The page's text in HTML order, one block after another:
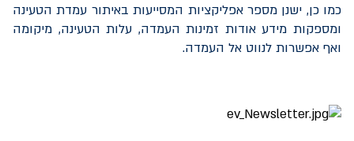
כמו כן, ישנן מספר אפליקציות המסייעות באיתור עמדת הטעינה
ומספקות מידע אודות זמינות העמדה, עלות הטעינה, מיקומה
ואף אפשרות לנווט אל העמדה.